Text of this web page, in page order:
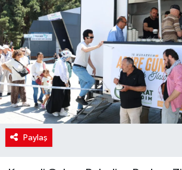
Paylaş